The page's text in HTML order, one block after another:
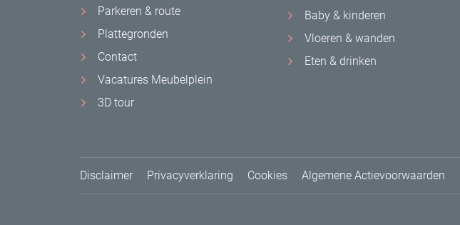
Parkeren & route
Plattegronden
Contact
Vacatures Meubelplein
3D tour
Baby & kinderen
Vloeren & wanden
Eten & drinken
Disclaimer Privacyverklaring Cookies Algemene Actievoorwaarden